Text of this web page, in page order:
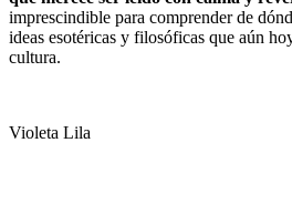
imprescindible para comprender de
ideas esotéricas y filosóficas que aún
cultura.
Violeta Lila